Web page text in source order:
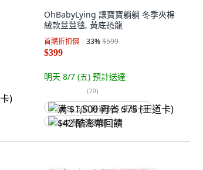
OhBabyLying 讓寶寶躺躺 冬季夾棉
絨款荳荳毯, 黃底恐龍
首購折扣價 33%$599
$399
明天 8/7 (五) 預計送達
(20)
满 $1,500 再省 $75 (王道卡)
$42 酷澎幣回饋